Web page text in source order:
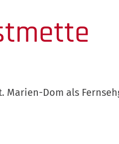
Marien-Dom als